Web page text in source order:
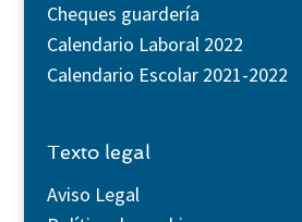
Cheques guardería
Calendario Laboral 2022
Calendario Escolar 2021-2022
Texto legal
Aviso Legal